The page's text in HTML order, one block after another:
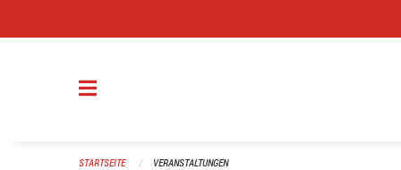
STARTSEITE VERANSTALTUNGEN